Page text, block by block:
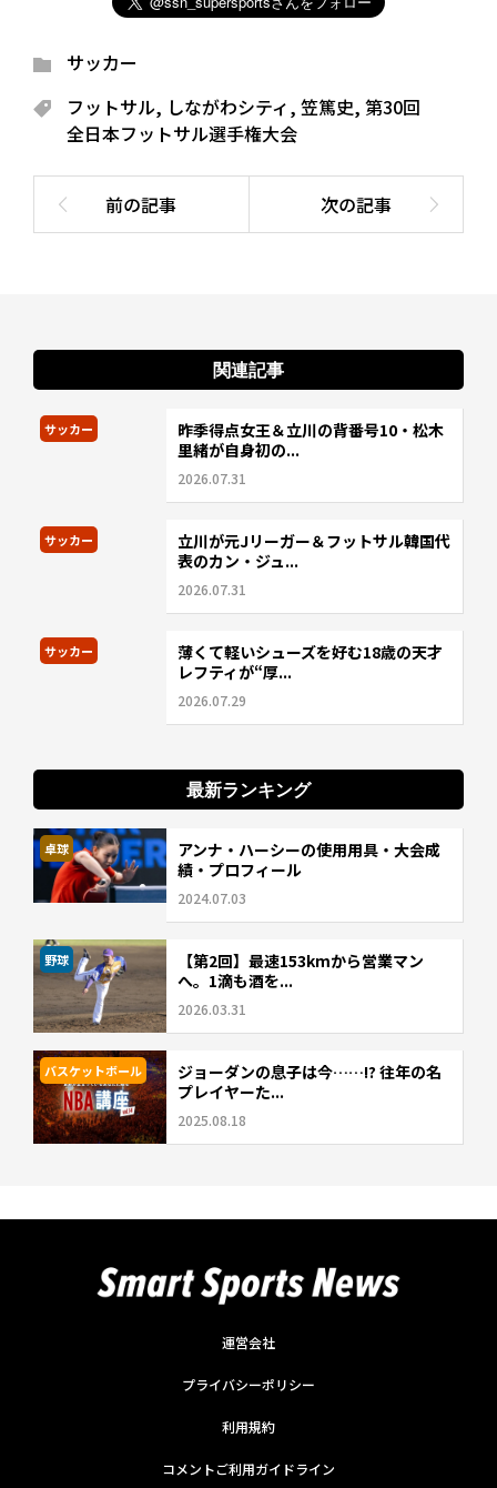
サッカー
フットサル, しながわシティ, 笠篤史, 第30回
全日本フットサル選手権大会
関連記事
サッカー
昨季得点女王＆立川の背番号10・松木
里緒が自身初の...
2026.07.31
サッカー
立川が元Jリーガー＆フットサル韓国代
表のカン・ジュ...
2026.07.31
サッカー
薄くて軽いシューズを好む18歳の天才
レフティが“厚...
2026.07.29
最新ランキング
卓球
アンナ・ハーシーの使用用具・大会成
績・プロフィール
2024.07.03
野球
【第2回】最速153kmから営業マン
へ。1滴も酒を...
2026.03.31
バスケットボール
ジョーダンの息子は今……!? 往年の名
プレイヤーた...
2025.08.18
運営会社
プライバシーポリシー
利用規約
コメントご利用ガイドライン